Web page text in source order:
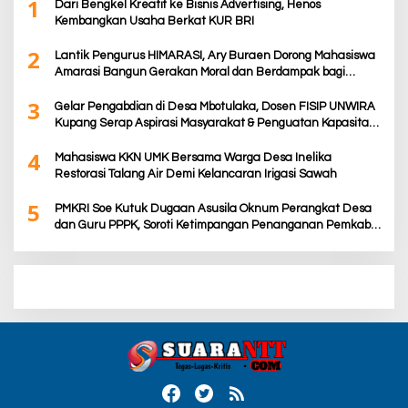
1
Dari Bengkel Kreatif ke Bisnis Advertising, Henos
Kembangkan Usaha Berkat KUR BRI
2
Lantik Pengurus HIMARASI, Ary Buraen Dorong Mahasiswa
Amarasi Bangun Gerakan Moral dan Berdampak bagi
3
Gelar Pengabdian di Desa Mbotulaka, Dosen FISIP UNWIRA
Kupang Serap Aspirasi Masyarakat & Penguatan Kapasitas
4
Mahasiswa KKN UMK Bersama Warga Desa Inelika
Restorasi Talang Air Demi Kelancaran Irigasi Sawah
5
PMKRI Soe Kutuk Dugaan Asusila Oknum Perangkat Desa
dan Guru PPPK, Soroti Ketimpangan Penanganan Pemkab